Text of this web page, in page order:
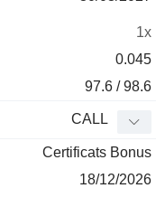
1x
0.045
97.6 / 98.6
CALL
Certificats Bonus
18/12/2026